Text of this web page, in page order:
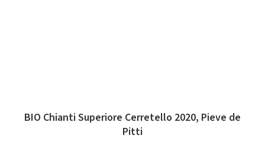
BIO Chianti Superiore Cerretello 2020, Pieve de
Pitti